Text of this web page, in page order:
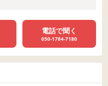
電話で聞く
050-1784-7180